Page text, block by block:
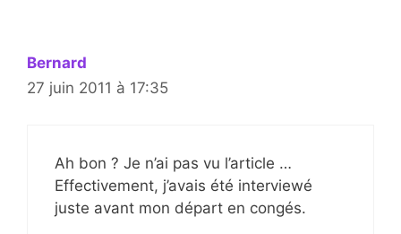
Bernard
27 juin 2011 à 17:35
Ah bon ? Je n’ai pas vu l’article …
Effectivement, j’avais été interviewé
juste avant mon départ en congés.